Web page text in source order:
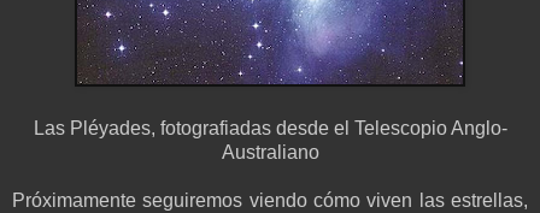
Las Pléyades, fotografiadas desde el Telescopio Anglo-
Australiano
Próximamente seguiremos viendo cómo viven las estrellas,